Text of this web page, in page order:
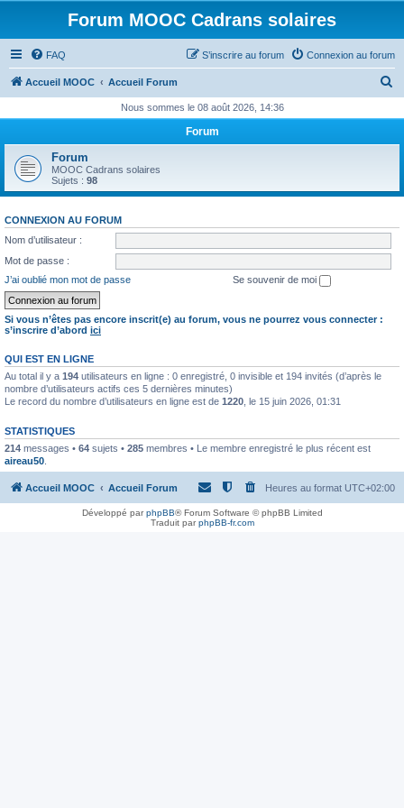
Forum MOOC Cadrans solaires
FAQ Connexion au forum
S’inscrire au forum
Accueil MOOC Accueil Forum
h
r
Nous sommes le 08 août 2026, 14:36
Forum
Forum
MOOC Cadrans solaires
Sujets : 98
CONNEXION AU FORUM
Nom d’utilisateur :
Mot de passe :
J’ai oublié mon mot de passe
Se souvenir de moi
Si vous n’êtes pas encore inscrit(e) au forum, vous ne pourrez vous connecter :
s’inscrire d’abord ici
QUI EST EN LIGNE
Au total il y a 194 utilisateurs en ligne : 0 enregistré, 0 invisible et 194 invités (d’après le
nombre d’utilisateurs actifs ces 5 dernières minutes)
Le record du nombre d’utilisateurs en ligne est de 1220 , le 15 juin 2026, 01:31
STATISTIQUES
214 messages • 64 sujets • 285 membres • Le membre enregistré le plus récent est
aireau50
Accueil MOOC Accueil Forum Heures au format UTC+02:00
Développé parphpBB® Forum Software © phpBB Limited
Traduit parphpBB-fr.com